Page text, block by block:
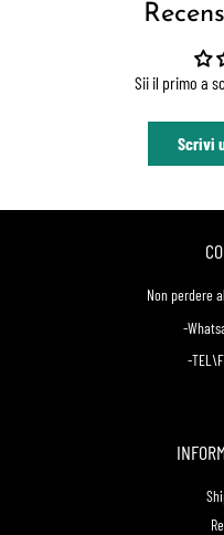
Sii il primo a
Scrivi
Non perdere
-
-